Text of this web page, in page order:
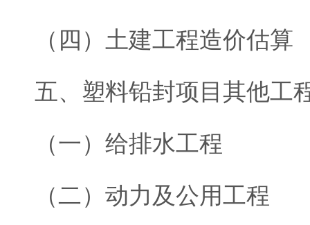
（四）土建工程造价估算
五、塑料铅封项目其他工
（一）给排水工程
（二）动力及公用工程